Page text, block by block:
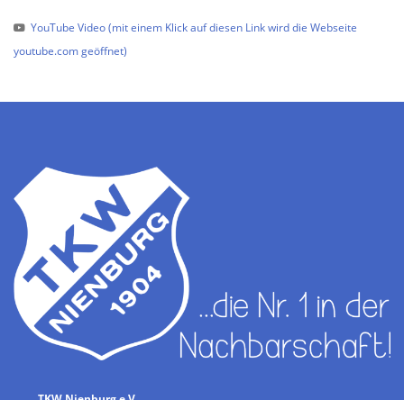
YouTube Video (mit einem Klick auf diesen Link wird die Webseite
youtube.com geöffnet)